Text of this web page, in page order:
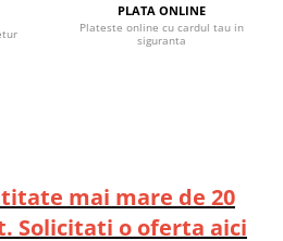
PLATA ONLINE
Plateste online cu cardul tau in
siguranta
mai mare de 20
Solicitati o oferta aici